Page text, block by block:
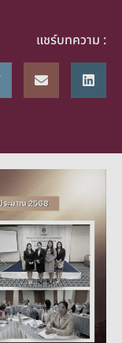
แชร์บทความ :